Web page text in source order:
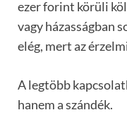
ezer forint körüli
vagy házasságban
elég, mert az
A legtöbb
hanem a szándék.